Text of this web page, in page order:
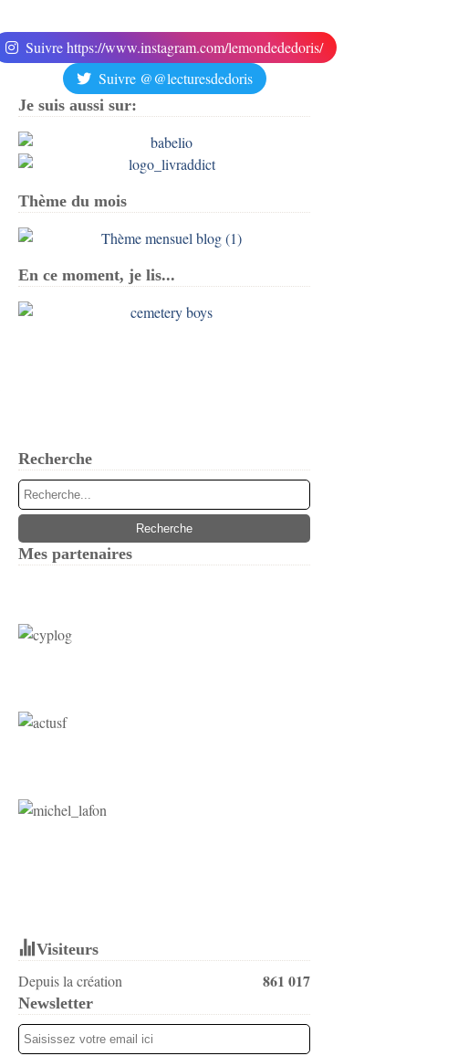
Suivre https://www.instagram.com/lemondededoris/
Suivre @@lecturesdedoris
Je suis aussi sur:
Thème du mois
En ce moment, je lis...
Recherche
Mes partenaires
Visiteurs
Depuis la création 861 017
Newsletter